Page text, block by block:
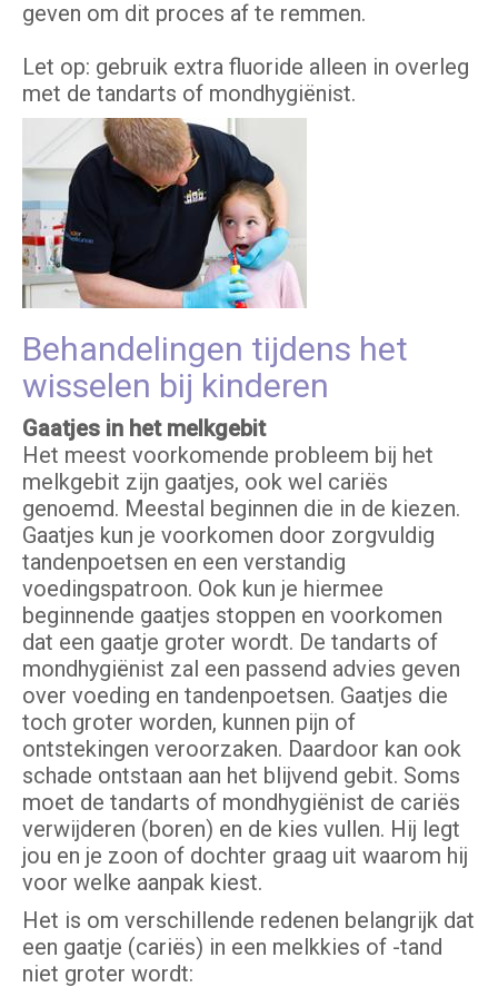
geven om dit proces af te remmen.
Let op: gebruik extra fluoride alleen in overleg
met de tandarts of mondhygiënist.
Behandelingen tijdens het
wisselen bij kinderen
Gaatjes in het melkgebit
Het meest voorkomende probleem bij het
melkgebit zijn gaatjes, ook wel cariës
genoemd. Meestal beginnen die in de kiezen.
Gaatjes kun je voorkomen door zorgvuldig
tandenpoetsen en een verstandig
voedingspatroon. Ook kun je hiermee
beginnende gaatjes stoppen en voorkomen
dat een gaatje groter wordt. De tandarts of
mondhygiënist zal een passend advies geven
over voeding en tandenpoetsen. Gaatjes die
toch groter worden, kunnen pijn of
ontstekingen veroorzaken. Daardoor kan ook
schade ontstaan aan het blijvend gebit. Soms
moet de tandarts of mondhygiënist de cariës
verwijderen (boren) en de kies vullen. Hij legt
jou en je zoon of dochter graag uit waarom hij
voor welke aanpak kiest.
Het is om verschillende redenen belangrijk dat
een gaatje (cariës) in een melkkies of -tand
niet groter wordt: